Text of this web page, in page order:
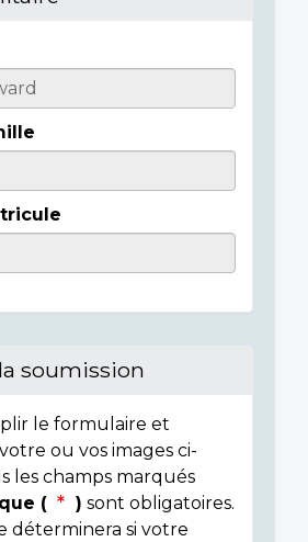
soumission
le formulaire et
ou vos images ci-
les champs marqués
( ) sont obligatoires.
déterminera si votre